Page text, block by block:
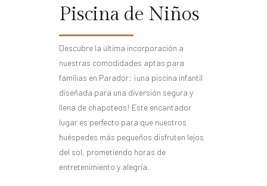
Piscina de Niños
Descubre la última incorporación a
nuestras comodidades aptas para
familias en Parador: ¡una piscina infantil
diseñada para una diversión segura y
llena de chapoteos! Este encantador
lugar es perfecto para que nuestros
huéspedes más pequeños disfruten lejos
del sol, prometiendo horas de
entretenimiento y alegría.